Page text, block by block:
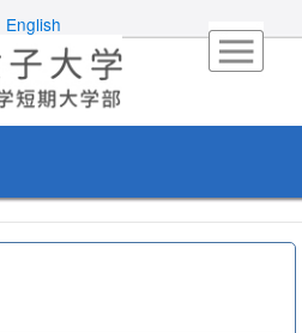
English